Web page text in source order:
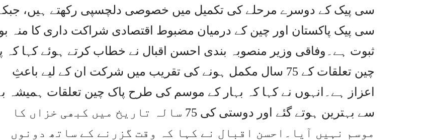
سی پیک کے دوسرے مرحلے کی تکمیل میں خصوصی دلچسپی رکھتے ہیں، جبکہ
سی پیک پاکستان اور چین کے درمیان مضبوط اقتصادی شراکت داری کا منہ
ثبوت ہے۔وفاقی وزیر منصوبہ بندی احسن اقبال نے خطاب کرتے ہوئے کہا کہ
چین تعلقات کے 75 سال مکمل ہونے کی تقریب میں شرکت ان کے لیے باعثِ
اعزاز ہے۔انہوں نے کہا کہ بہار کے موسم کی طرح پاک چین تعلقات ہمیشہ
سے بہترین ہوتے گئے اور دوستی کی 75 سالہ تاریخ میں کبھی خزاں کا
موسم نہیں آیا۔احسن اقبال نے کہا کہ وقت گزرنے کے ساتھ دونوں